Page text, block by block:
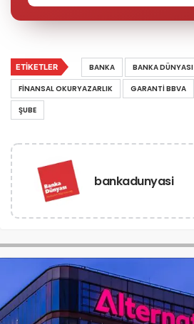
ETIKETLER BANKA BANKA DÜNYASI
FINANSAL OKURYAZARLIK
GARANTI BBVA
ŞUBE
bankadunyasi